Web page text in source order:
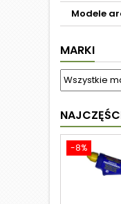
Modele
MARKI
-8%